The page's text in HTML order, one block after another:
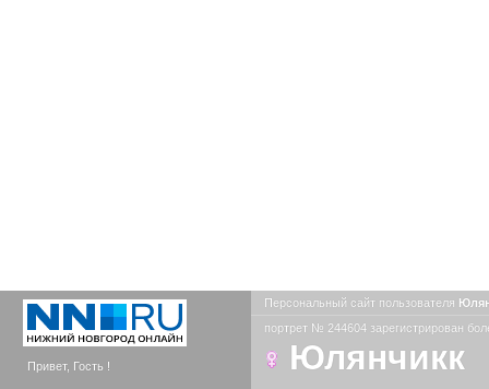
Привет, Гость !
Персональный сайт пользователя
портрет № 244604 зарегистрирован
Юлянчикк